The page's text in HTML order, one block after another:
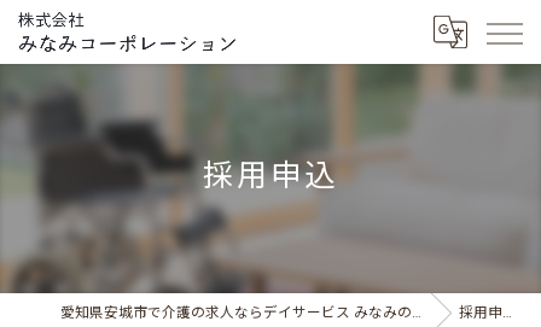
採用申込
愛知県安城市で介護の求人ならデイサービス みなみの風 採用申込